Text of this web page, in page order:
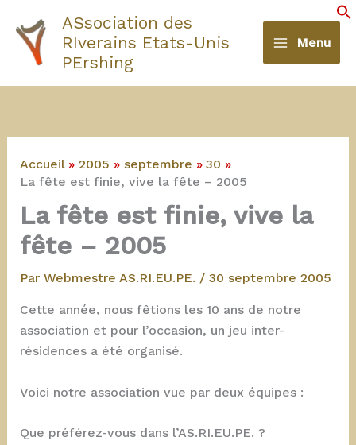
contenu
ASsociation des
RIverains Etats-Unis
PErshing
Menu
Accueil 2005 septembre
30
La fête est finie, vive la fête – 2005
La fête est finie, vive la
fête – 2005
Par Webmestre AS.RI.EU.PE. / 30 septembre 2005
Cette année, nous fêtions les 10 ans de notre
association et pour l’occasion, un jeu inter-
résidences a été organisé.
Voici notre association vue par deux équipes :
Que préférez-vous dans l’AS.RI.EU.PE. ?